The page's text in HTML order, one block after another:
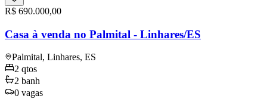
R$ 690.000,00
Casa à venda no Palmital - Linhares/ES
Palmital, Linhares, ES
2 qtos
2 banh
0 vagas